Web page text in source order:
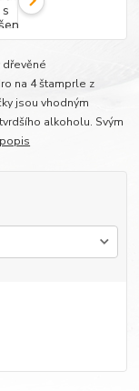
na 4 štamprle z
jsou vhodným
alkoholu. Svým